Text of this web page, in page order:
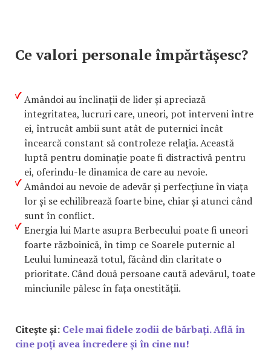
Ce valori personale împărtășesc?
Amândoi au înclinații de lider și apreciază
integritatea, lucruri care, uneori, pot interveni între
ei, întrucât ambii sunt atât de puternici încât
încearcă constant să controleze relația. Această
luptă pentru dominație poate fi distractivă pentru
ei, oferindu-le dinamica de care au nevoie.
Amândoi au nevoie de adevăr și perfecțiune în viața
lor și se echilibrează foarte bine, chiar și atunci când
sunt în conflict.
Energia lui Marte asupra Berbecului poate fi uneori
foarte războinică, în timp ce Soarele puternic al
Leului luminează totul, făcând din claritate o
prioritate. Când două persoane caută adevărul, toate
minciunile pălesc în fața onestității.
Citește și: Cele mai fidele zodii de bărbați. Află în
cine poți avea încredere și în cine nu!